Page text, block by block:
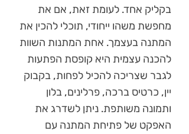
בקליק אחד. לעומת זאת, אם את
מחפשת משהו ייחודי, תוכלי להכין את
המתנה בעצמך. אחת המתנות השוות
להכנה עצמית היא קופסת הפתעות
לגבר שצריכה להכיל לפחות, בקבוק
יין, כרטיס ברכה, פרלינים, בלון
ותמונה משותפת. ניתן לשדרג את
האפקט של פתיחת המתנה עם